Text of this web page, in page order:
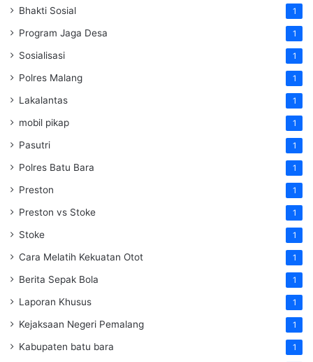
Bhakti Sosial 1
Program Jaga Desa 1
Sosialisasi 1
Polres Malang 1
Lakalantas 1
mobil pikap 1
Pasutri 1
Polres Batu Bara 1
Preston 1
Preston vs Stoke 1
Stoke 1
Cara Melatih Kekuatan Otot 1
Berita Sepak Bola 1
Laporan Khusus 1
Kejaksaan Negeri Pemalang 1
Kabupaten batu bara 1